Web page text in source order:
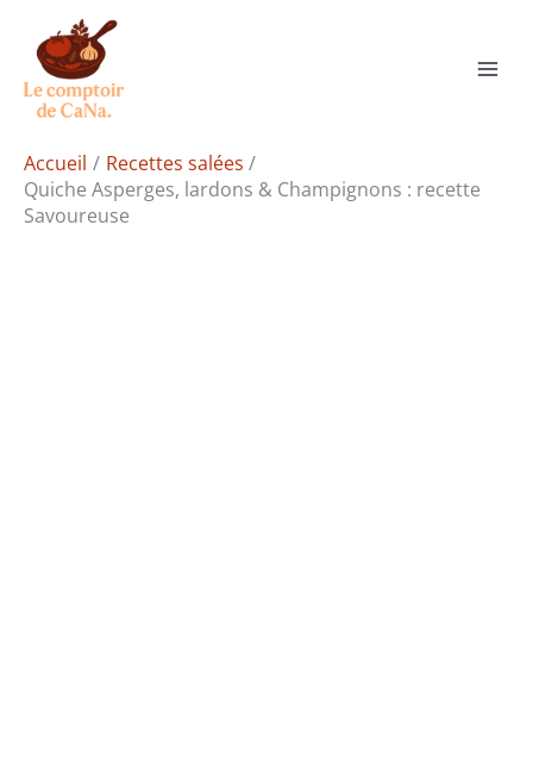
contenu
Accueil
Recettes salées
Quiche Asperges, lardons & Champignons : recette
Savoureuse
Rechercher